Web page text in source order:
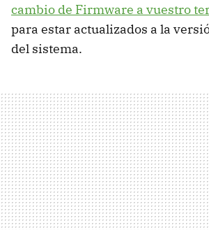
cambio de Firmware a vuestro
para estar actualizados a la
del sistema.